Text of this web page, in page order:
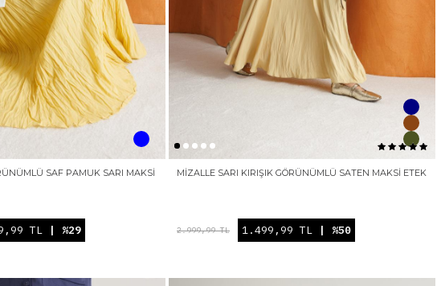
SAF PAMUK SARI MAKSI
TL | %29
MIZALLE SARI KIRIŞIK GÖRÜNÜMLÜ SATEN MAKSI ETEK
2.999,99 TL 1.499,99 TL | %50